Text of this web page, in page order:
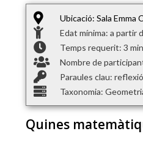
Ubicació: Sala Emma
Edat mínima: a partir
Temps requerit: 3
Nombre de
Paraules clau:
Taxonomia:
Quines